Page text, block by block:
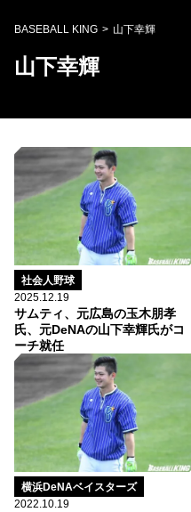
BASEBALL KING 山下幸輝
山下幸輝
社会人野球
2025.12.19
サムティ、元広島の玉木朋孝
氏、元DeNAの山下幸輝氏がコ
ーチ就任
横浜DeNAベイスターズ
2022.10.19